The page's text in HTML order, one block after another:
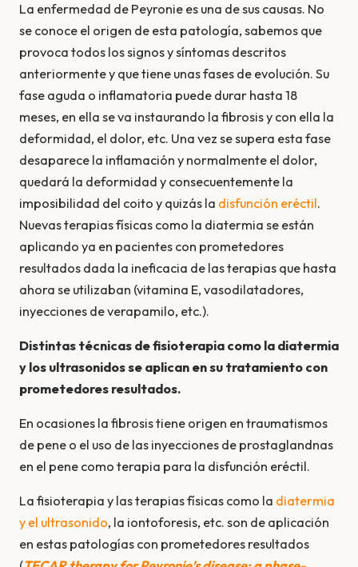
La enfermedad de Peyronie es una de sus causas. No
se conoce el origen de esta patología, sabemos que
provoca todos los signos y síntomas descritos
anteriormente y que tiene unas fases de evolución. Su
fase aguda o inflamatoria puede durar hasta 18
meses, en ella se va instaurando la fibrosis y con ella la
deformidad, el dolor, etc. Una vez se supera esta fase
desaparece la inflamación y normalmente el dolor,
quedará la deformidad y consecuentemente la
imposibilidad del coito y quizás la disfunción eréctil.
Nuevas terapias físicas como la diatermia se están
aplicando ya en pacientes con prometedores
resultados dada la ineficacia de las terapias que hasta
ahora se utilizaban (vitamina E, vasodilatadores,
inyecciones de verapamilo, etc.).
Distintas técnicas de fisioterapia como la diatermia
y los ultrasonidos se aplican en su tratamiento con
prometedores resultados.
En ocasiones la fibrosis tiene origen en traumatismos
de pene o el uso de las inyecciones de prostaglandnas
en el pene como terapia para la disfunción eréctil.
La fisioterapia y las terapias físicas como la diatermia
y el ultrasonido, la iontoforesis, etc. son de aplicación
en estas patologías con prometedores resultados